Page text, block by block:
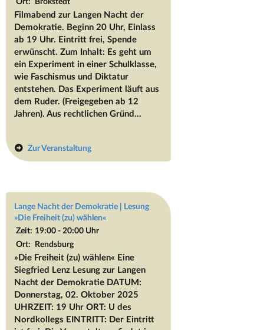
Filmabend zur Langen Nacht der
Demokratie. Beginn 20 Uhr, Einlass
ab 19 Uhr. Eintritt frei, Spende
erwünscht. Zum Inhalt: Es geht um
ein Experiment in einer Schulklasse,
wie Faschismus und Diktatur
entstehen. Das Experiment läuft aus
dem Ruder. (Freigegeben ab 12
Jahren). Aus rechtlichen Gründ...
Zur Veranstaltung
Lange Nacht der Demokratie | Lesung
»Die Freiheit (zu) wählen«
Zeit: 19:00 - 20:00 Uhr
Ort: Rendsburg
»Die Freiheit (zu) wählen« Eine
Siegfried Lenz Lesung zur Langen
Nacht der Demokratie DATUM:
Donnerstag, 02. Oktober 2025
UHRZEIT: 19 Uhr ORT: U des
Nordkollegs EINTRITT: Der Eintritt